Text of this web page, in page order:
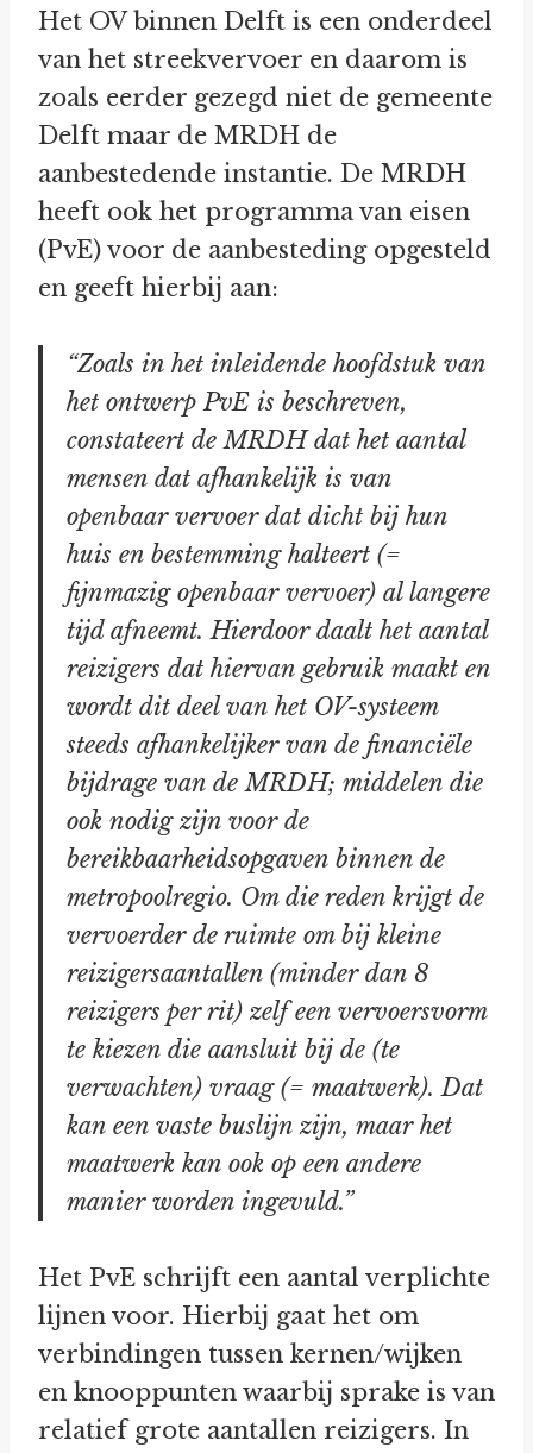
Het OV binnen Delft is een onderdeel
van het streekvervoer en daarom is
zoals eerder gezegd niet de gemeente
Delft maar de MRDH de
aanbestedende instantie. De MRDH
heeft ook het programma van eisen
(PvE) voor de aanbesteding opgesteld
en geeft hierbij aan:
“Zoals in het inleidende hoofdstuk van
het ontwerp PvE is beschreven,
constateert de MRDH dat het aantal
mensen dat afhankelijk is van
openbaar vervoer dat dicht bij hun
huis en bestemming halteert (=
fijnmazig openbaar vervoer) al langere
tijd afneemt. Hierdoor daalt het aantal
reizigers dat hiervan gebruik maakt en
wordt dit deel van het OV-systeem
steeds afhankelijker van de financiële
bijdrage van de MRDH; middelen die
ook nodig zijn voor de
bereikbaarheidsopgaven binnen de
metropoolregio. Om die reden krijgt de
vervoerder de ruimte om bij kleine
reizigersaantallen (minder dan 8
reizigers per rit) zelf een vervoersvorm
te kiezen die aansluit bij de (te
verwachten) vraag (= maatwerk). Dat
kan een vaste buslijn zijn, maar het
maatwerk kan ook op een andere
manier worden ingevuld.”
Het PvE schrijft een aantal verplichte
lijnen voor. Hierbij gaat het om
verbindingen tussen kernen/wijken
en knooppunten waarbij sprake is van
relatief grote aantallen reizigers. In